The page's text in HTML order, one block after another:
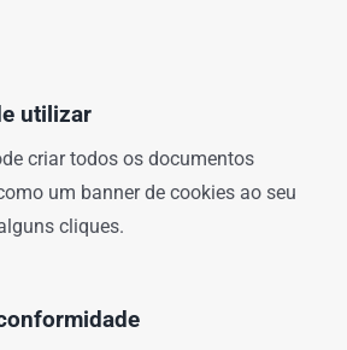
utilizar
criar todos os documentos
um banner de cookies ao seu
cliques.